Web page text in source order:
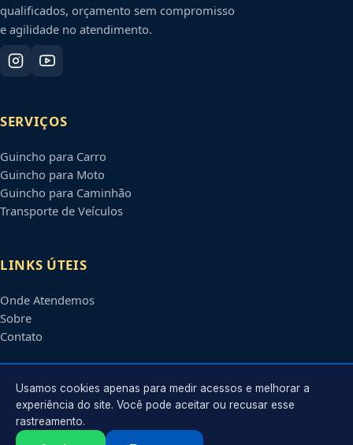
qualificados, orçamento sem compromisso
e agilidade no atendimento.
SERVIÇOS
Guincho para Carro
Guincho para Moto
Guincho para Caminhão
Transporte de Veículos
LINKS ÚTEIS
Onde Atendemos
Sobre
Contato
CONTATO
Atendimento em
Usamos cookies apenas para medir acessos e melhorar a
experiência do site. Você pode aceitar ou recusar esse
rastreamento.